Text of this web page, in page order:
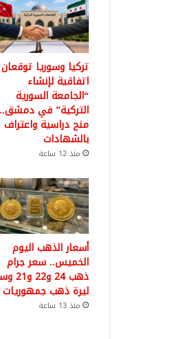
تركيا وسوريا توقعان
اتفاقية لإنشاء
“الجامعة السورية
التركية” في دمشق..
منح دراسية واعتراف
بالشهادات
منذ 12 ساعة
أسعار الذهب اليوم
الخميس.. سعر جرام
ذهب 24
ليرة ذهب جمهوريات
منذ 13 ساعة